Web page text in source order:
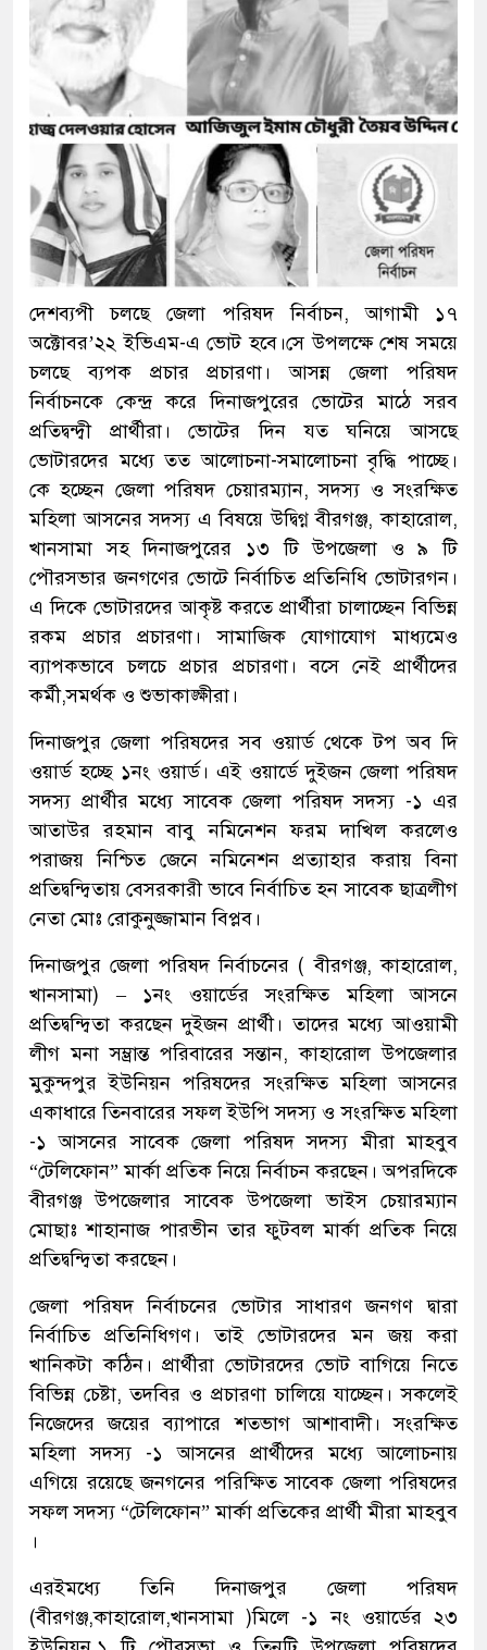
দেশব্যপী চলছে জেলা পরিষদ নির্বাচন, আগামী ১৭
অক্টোবর’২২ ইভিএম-এ ভোট হবে।সে উপলক্ষে শেষ সময়ে
চলছে ব্যপক প্রচার প্রচারণা। আসন্ন জেলা পরিষদ
নির্বাচনকে কেন্দ্র করে দিনাজপুরের ভোটের মাঠে সরব
প্রতিদ্বন্দ্বী প্রার্থীরা। ভোটের দিন যত ঘনিয়ে আসছে
ভোটারদের মধ্যে তত আলোচনা-সমালোচনা বৃদ্ধি পাচ্ছে।
কে হচ্ছেন জেলা পরিষদ চেয়ারম্যান, সদস্য ও সংরক্ষিত
মহিলা আসনের সদস্য এ বিষয়ে উদ্বিগ্ন বীরগঞ্জ, কাহারোল,
খানসামা সহ দিনাজপুরের ১৩ টি উপজেলা ও ৯ টি
পৌরসভার জনগণের ভোটে নির্বাচিত প্রতিনিধি ভোটারগন।
এ দিকে ভোটারদের আকৃষ্ট করতে প্রার্থীরা চালাচ্ছেন বিভিন্ন
রকম প্রচার প্রচারণা। সামাজিক যোগাযোগ মাধ্যমেও
ব্যাপকভাবে চলচে প্রচার প্রচারণা। বসে নেই প্রার্থীদের
কর্মী,সমর্থক ও শুভাকাঙ্ক্ষীরা।
দিনাজপুর জেলা পরিষদের সব ওয়ার্ড থেকে টপ অব দি
ওয়ার্ড হচ্ছে ১নং ওয়ার্ড। এই ওয়ার্ডে দুইজন জেলা পরিষদ
সদস্য প্রার্থীর মধ্যে সাবেক জেলা পরিষদ সদস্য -১ এর
আতাউর রহমান বাবু নমিনেশন ফরম দাখিল করলেও
পরাজয় নিশ্চিত জেনে নমিনেশন প্রত্যাহার করায় বিনা
প্রতিদ্বন্দ্বিতায় বেসরকারী ভাবে নির্বাচিত হন সাবেক ছাত্রলীগ
নেতা মোঃ রোকুনুজ্জামান বিপ্লব।
দিনাজপুর জেলা পরিষদ নির্বাচনের ( বীরগঞ্জ, কাহারোল,
খানসামা) – ১নং ওয়ার্ডের সংরক্ষিত মহিলা আসনে
প্রতিদ্বন্দ্বিতা করছেন দুইজন প্রার্থী। তাদের মধ্যে আওয়ামী
লীগ মনা সম্ভ্রান্ত পরিবারের সন্তান, কাহারোল উপজেলার
মুকুন্দপুর ইউনিয়ন পরিষদের সংরক্ষিত মহিলা আসনের
একাধারে তিনবারের সফল ইউপি সদস্য ও সংরক্ষিত মহিলা
-১ আসনের সাবেক জেলা পরিষদ সদস্য মীরা মাহবুব
“টেলিফোন” মার্কা প্রতিক নিয়ে নির্বাচন করছেন। অপরদিকে
বীরগঞ্জ উপজেলার সাবেক উপজেলা ভাইস চেয়ারম্যান
মোছাঃ শাহানাজ পারভীন তার ফুটবল মার্কা প্রতিক নিয়ে
প্রতিদ্বন্দ্বিতা করছেন।
জেলা পরিষদ নির্বাচনের ভোটার সাধারণ জনগণ দ্বারা
নির্বাচিত প্রতিনিধিগণ। তাই ভোটারদের মন জয় করা
খানিকটা কঠিন। প্রার্থীরা ভোটারদের ভোট বাগিয়ে নিতে
বিভিন্ন চেষ্টা, তদবির ও প্রচারণা চালিয়ে যাচ্ছেন। সকলেই
নিজেদের জয়ের ব্যাপারে শতভাগ আশাবাদী। সংরক্ষিত
মহিলা সদস্য -১ আসনের প্রার্থীদের মধ্যে আলোচনায়
এগিয়ে রয়েছে জনগনের পরিক্ষিত সাবেক জেলা পরিষদের
সফল সদস্য “টেলিফোন” মার্কা প্রতিকের প্রার্থী মীরা মাহবুব
।
এরইমধ্যে তিনি দিনাজপুর জেলা পরিষদ
(বীরগঞ্জ,কাহারোল,খানসামা )মিলে -১ নং ওয়ার্ডের ২৩